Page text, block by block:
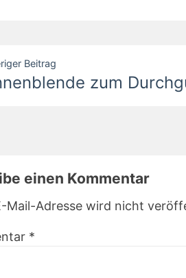
Beitrag
zum
einen Kommentar
Mail-Adresse wird nicht
*